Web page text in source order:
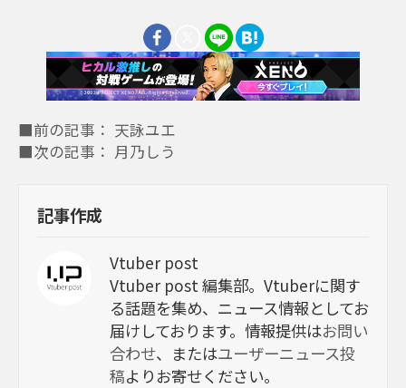
■前の記事： 天詠ユエ
■次の記事： 月乃しう
記事作成
Vtuber post
Vtuber post 編集部。Vtuberに関す
る話題を集め、ニュース情報としてお
届けしております。情報提供はお問い
合わせ、またはユーザーニュース投
稿よりお寄せください。